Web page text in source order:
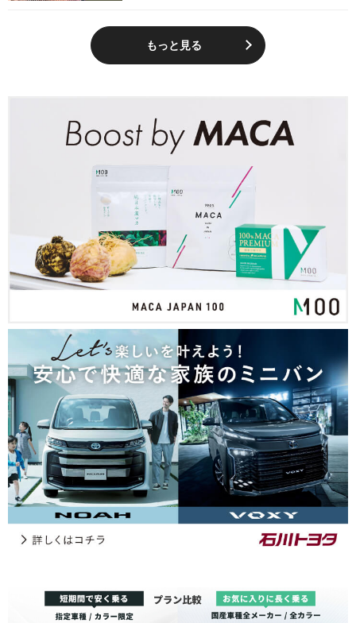
もっと見る